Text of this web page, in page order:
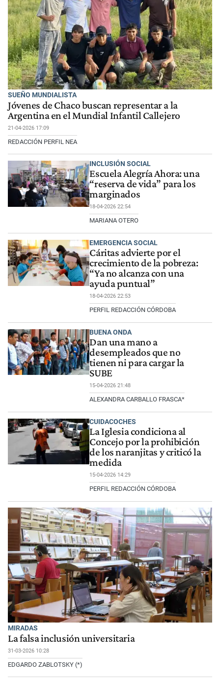
SUEÑO MUNDIALISTA
Jóvenes de Chaco buscan representar a la
Argentina en el Mundial Infantil Callejero
21-04-2026 17:09
REDACCIÓN PERFIL NEA
INCLUSIÓN SOCIAL
Escuela Alegría Ahora: una
“reserva de vida” para los
marginados
18-04-2026 22:54
MARIANA OTERO
EMERGENCIA SOCIAL
Cáritas advierte por el
crecimiento de la pobreza:
“Ya no alcanza con una
ayuda puntual”
18-04-2026 22:53
PERFIL REDACCIÓN CÓRDOBA
BUENA ONDA
Dan una mano a
desempleados que no
tienen ni para cargar la
SUBE
15-04-2026 21:48
ALEXANDRA CARBALLO FRASCA*
CUIDACOCHES
La Iglesia condiciona al
Concejo por la prohibición
de los naranjitas y criticó la
medida
15-04-2026 14:29
PERFIL REDACCIÓN CÓRDOBA
MIRADAS
La falsa inclusión universitaria
31-03-2026 10:28
EDGARDO ZABLOTSKY (*)